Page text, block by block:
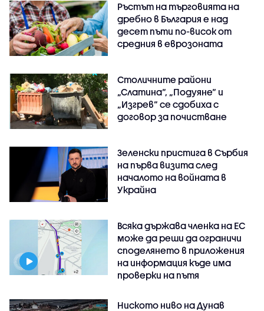
Ръстът на търговията на
дребно в България е над
десет пъти по-висок от
средния в еврозоната
Столичните райони
„Слатина“, „Подуяне“ и
„Изгрев“ се сдобиха с
договор за почистване
Зеленски пристига в Сърбия
на първа визита след
началото на войната в
Украйна
Всяка държава членка на ЕС
може да реши да ограничи
споделянето в приложения
на информация къде има
проверки на пътя
Ниското ниво на Дунав